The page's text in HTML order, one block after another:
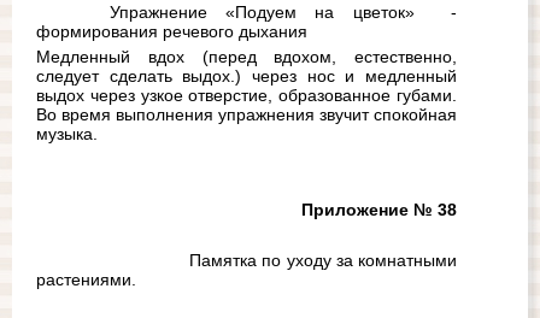
Упражнение «Подуем на цветок»  -
формирования речевого дыхания
Медленный вдох (перед вдохом, естественно,
следует сделать выдох.) через нос и медленный
выдох через узкое отверстие, образованное губами.
Во время выполнения упражнения звучит спокойная
музыка.
Приложение № 38
Памятка по уходу за комнатными
растениями.